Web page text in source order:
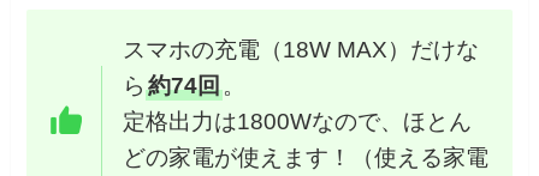
スマホの充電（18W MAX）だけな
ら約74回。
定格出力は1800Wなので、ほとん
どの家電が使えます！（使える家電